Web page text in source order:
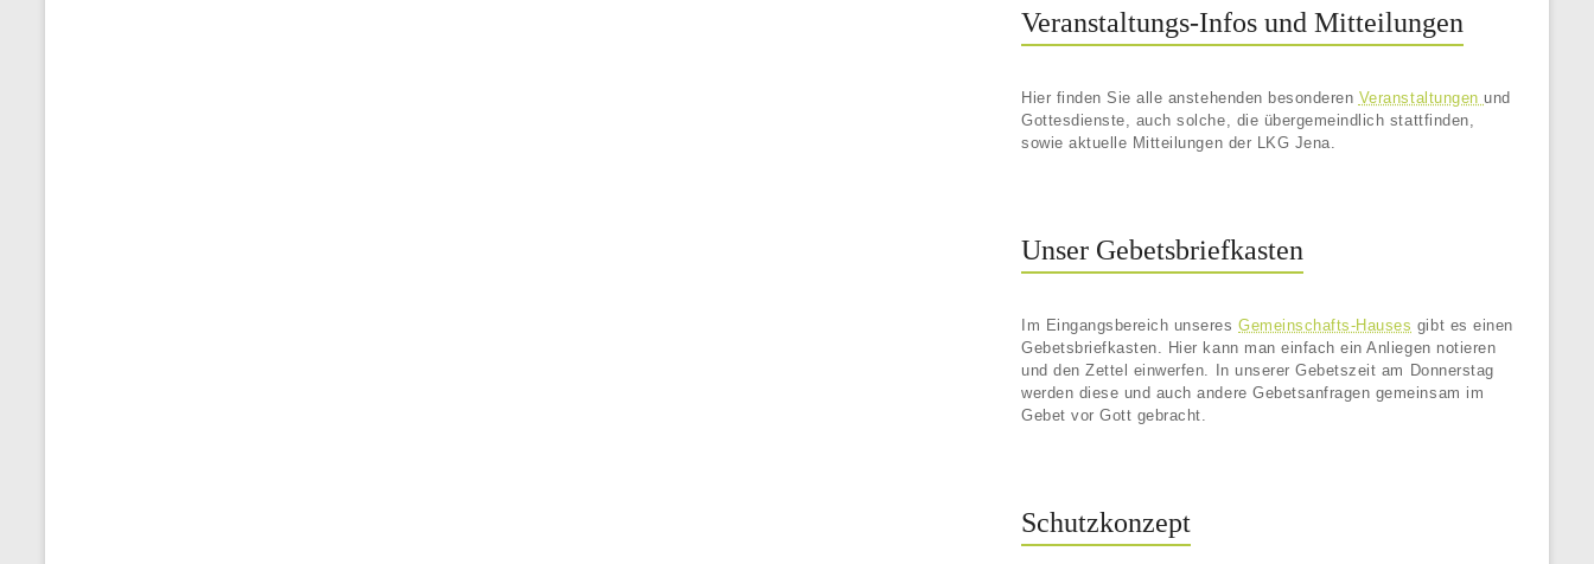
Veranstaltungs-Infos und Mitteilungen
Hier finden Sie alle anstehenden besonderen Veranstaltungenund
Gottesdienste, auch solche, die übergemeindlich stattfinden,
sowie aktuelle Mitteilungen der LKG Jena.
Unser Gebetsbriefkasten
Im Eingangsbereich unseresGemeinschafts-Hauses gibt es einen
Gebetsbriefkasten. Hier kann man einfach ein Anliegen notieren
und den Zettel einwerfen. In unserer Gebetszeit am Donnerstag
werden diese und auch andere Gebetsanfragen gemeinsam im
Gebet vor Gott gebracht.
Schutzkonzept